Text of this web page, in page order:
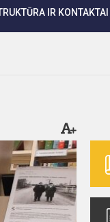
IR KONTAKTAI